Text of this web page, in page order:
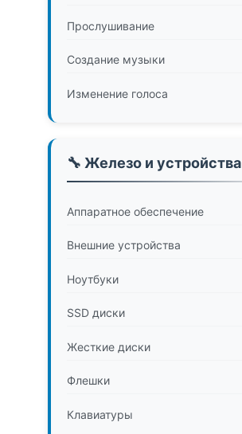
Прослушивание
Создание музыки
Изменение голоса
🔧 Железо и устройства
Аппаратное обеспечение
Внешние устройства
Ноутбуки
SSD диски
Жесткие диски
Флешки
Клавиатуры